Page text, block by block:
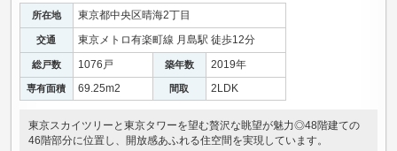
所在地 東京都中央区晴海2丁目
交通 東京メトロ有楽町線 月島駅 徒歩12分
総戸数 1076戸 築年数 2019年
専有面積 69.25m2 間取 2LDK
東京スカイツリーと東京タワーを望む贅沢な眺望が魅力◎48階建ての
46階部分に位置し、開放感あふれる住空間を実現しています。